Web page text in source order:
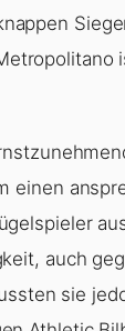
einen
auch
sie